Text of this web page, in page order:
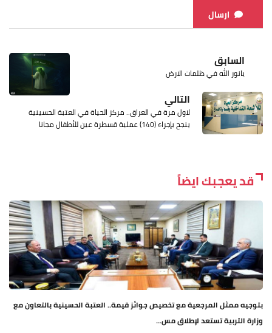
ارسال
السابق
يانور الله في ظلمات الارض
التالي
لاول مرة في العراق.. مركز الحياة في العتبة الحسينية
ينجح بإجراء (140) عملية قسطرة عين للأطفال مجانا
قد يعجبك ايضاً
بتوجيه ممثل المرجعية مع تخصيص جوائز قيمة.. العتبة الحسينية بالتعاون مع
وزارة التربية تستعد لإطلاق مس...